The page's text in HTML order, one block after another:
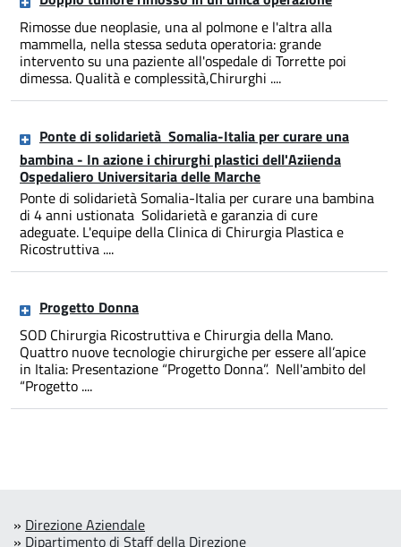
Rimosse due neoplasie, una al polmone e l'altra alla
mammella, nella stessa seduta operatoria: grande
intervento su una paziente all'ospedale di Torrette poi
dimessa. Qualità e complessità,Chirurghi ....
Ponte di solidarietà Somalia-Italia per curare una
bambina - In azione i chirurghi plastici dell'Aziienda
Ospedaliero Universitaria delle Marche
Ponte di solidarietà Somalia-Italia per curare una bambina
di 4 anni ustionata Solidarietà e garanzia di cure
adeguate. L'equipe della Clinica di Chirurgia Plastica e
Ricostruttiva ....
Progetto Donna
SOD Chirurgia Ricostruttiva e Chirurgia della Mano.
Quattro nuove tecnologie chirurgiche per essere all’apice
in Italia: Presentazione “Progetto Donna”. Nell'ambito del
“Progetto ....
» Direzione Aziendale
» Dipartimento di Staff della Direzione